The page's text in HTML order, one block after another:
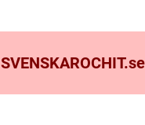
SVENSKAROCHIT.se